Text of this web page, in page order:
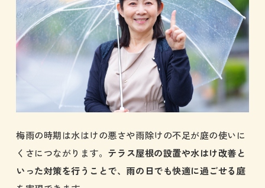
梅雨の時期は水はけの悪さや雨除けの不足が庭の使いに
くさにつながります。 テラス屋根の設置や水はけ改善と
いった対策を行うことで、雨の日でも快適に過ごせる庭